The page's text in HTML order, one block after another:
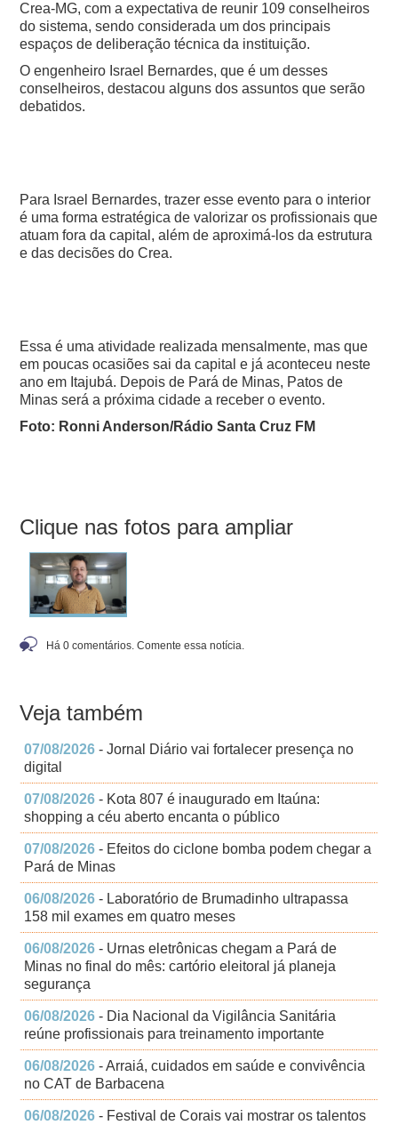
Crea-MG, com a expectativa de reunir 109 conselheiros
do sistema, sendo considerada um dos principais
espaços de deliberação técnica da instituição.
O engenheiro Israel Bernardes, que é um desses
conselheiros, destacou alguns dos assuntos que serão
debatidos.
Para Israel Bernardes, trazer esse evento para o interior
é uma forma estratégica de valorizar os profissionais que
atuam fora da capital, além de aproximá-los da estrutura
e das decisões do Crea.
Essa é uma atividade realizada mensalmente, mas que
em poucas ocasiões sai da capital e já aconteceu neste
ano em Itajubá. Depois de Pará de Minas, Patos de
Minas será a próxima cidade a receber o evento.
Foto: Ronni Anderson/Rádio Santa Cruz FM
Clique nas fotos para ampliar
Há 0 comentários. Comente essa notícia.
Veja também
07/08/2026 - Jornal Diário vai fortalecer presença no
digital
07/08/2026 - Kota 807 é inaugurado em Itaúna:
shopping a céu aberto encanta o público
07/08/2026 - Efeitos do ciclone bomba podem chegar a
Pará de Minas
06/08/2026 - Laboratório de Brumadinho ultrapassa
158 mil exames em quatro meses
06/08/2026 - Urnas eletrônicas chegam a Pará de
Minas no final do mês: cartório eleitoral já planeja
segurança
06/08/2026 - Dia Nacional da Vigilância Sanitária
reúne profissionais para treinamento importante
06/08/2026 - Arraiá, cuidados em saúde e convivência
no CAT de Barbacena
06/08/2026 - Festival de Corais vai mostrar os talentos